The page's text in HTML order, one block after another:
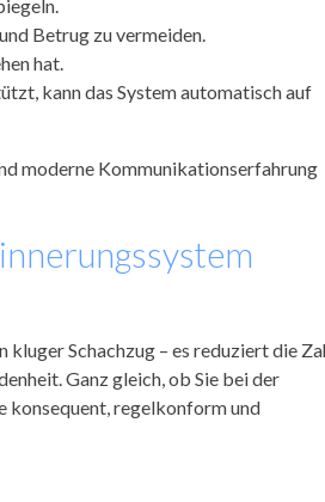
Betrug zu vermeiden.
hat.
kann das System automatisch auf
moderne Kommunikationserfahrung
Schachzug – es reduziert die
Ganz gleich, ob Sie bei der
konsequent, regelkonform und